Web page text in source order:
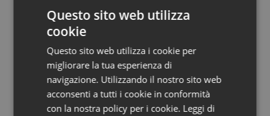
Valle D’Aosta
Veneto
Oncodermatologia
Oncoematologia
Oncologia & Nutrizione
Psoriasi & pelle
Lotta alla povertà. Il Senato approva in via
definitiva la delega al Governo. Prende il via il
reddito di inclusione
09 Marzo 2017
© Riproduzione riservata
Questo sito web utilizza
cookie
Questo sito web utilizza i cookie per
migliorare la tua esperienza di
navigazione. Utilizzando il nostro sito web
acconsenti a tutti i cookie in conformità
con la nostra policy per i cookie. Leggi di